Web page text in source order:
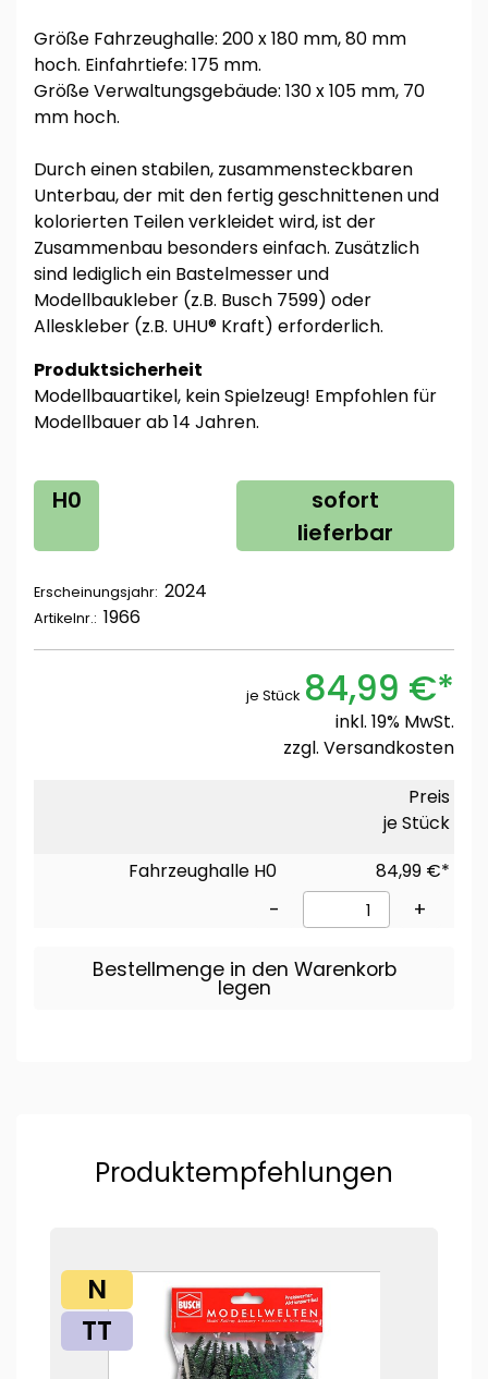
Größe Fahrzeughalle: 200 x 180 mm, 80 mm
hoch. Einfahrtiefe: 175 mm.
Größe Verwaltungsgebäude: 130 x 105 mm, 70
mm hoch.
Durch einen stabilen, zusammensteckbaren
Unterbau, der mit den fertig geschnittenen und
kolorierten Teilen verkleidet wird, ist der
Zusammenbau besonders einfach. Zusätzlich
sind lediglich ein Bastelmesser und
Modellbaukleber (z.B. Busch 7599) oder
Alleskleber (z.B. UHU® Kraft) erforderlich.
Produktsicherheit
Modellbauartikel, kein Spielzeug! Empfohlen für
Modellbauer ab 14 Jahren.
H0
sofort
lieferbar
Erscheinungsjahr: 2024
Artikelnr.: 1966
je Stück 84,99 €*
inkl. 19% MwSt.
zzgl. Versandkosten
Preis
je Stück
Fahrzeughalle H0
84,99 €*
- +
Bestellmenge in den Warenkorb
legen
Produktempfehlungen
N
TT